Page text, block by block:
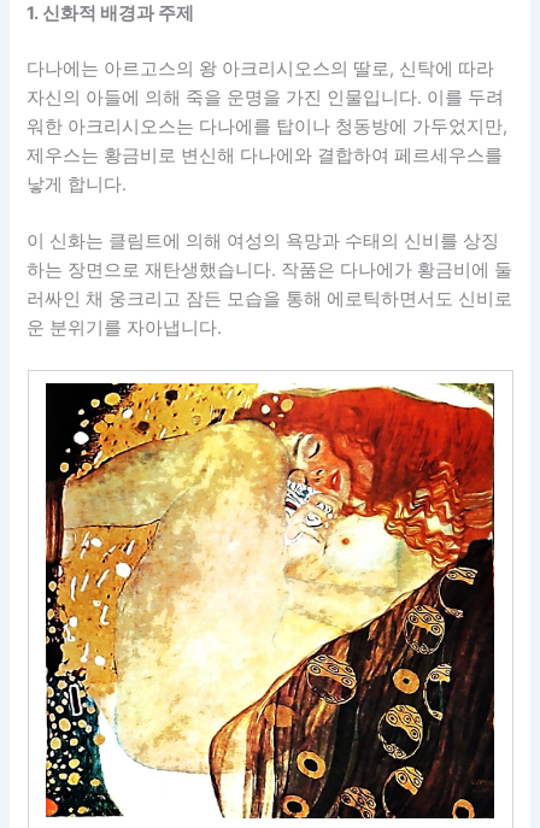
1. 신화적 배경과 주제
다나에는 아르고스의 왕 아크리시오스의 딸로, 신탁에 따라
자신의 아들에 의해 죽을 운명을 가진 인물입니다. 이를 두려
워한 아크리시오스는 다나에를 탑이나 청동방에 가두었지만,
제우스는 황금비로 변신해 다나에와 결합하여 페르세우스를
낳게 합니다.
이 신화는 클림트에 의해 여성의 욕망과 수태의 신비를 상징
하는 장면으로 재탄생했습니다. 작품은 다나에가 황금비에 둘
러싸인 채 웅크리고 잠든 모습을 통해 에로틱하면서도 신비로
운 분위기를 자아냅니다.